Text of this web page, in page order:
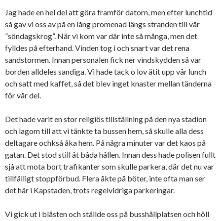
Jag hade en hel del att göra framför datorn, men efter lunchtid
så gav vi oss av på en lång promenad längs stranden till vår
”söndagskrog”. När vi kom var där inte så många, men det
fylldes på efterhand. Vinden tog i och snart var det rena
sandstormen. Innan personalen fick ner vindskydden så var
borden alldeles sandiga. Vi hade tack o lov ätit upp vår lunch
och satt med kaffet, så det blev inget knaster mellan tänderna
för vår del.
Det hade varit en stor religiös tillställning på den nya stadion
och lagom till att vi tänkte ta bussen hem, så skulle alla dess
deltagare ochkså åka hem. På några minuter var det kaos på
gatan. Det stod still åt båda hållen. Innan dess hade polisen fullt
sjå att mota bort trafikanter som skulle parkera, där det nu var
tillfälligt stoppförbud. Flera åkte på böter, inte ofta man ser
det här i Kapstaden, trots regelvidriga parkeringar.
Vi gick ut i blåsten och ställde oss på busshållplatsen och höll